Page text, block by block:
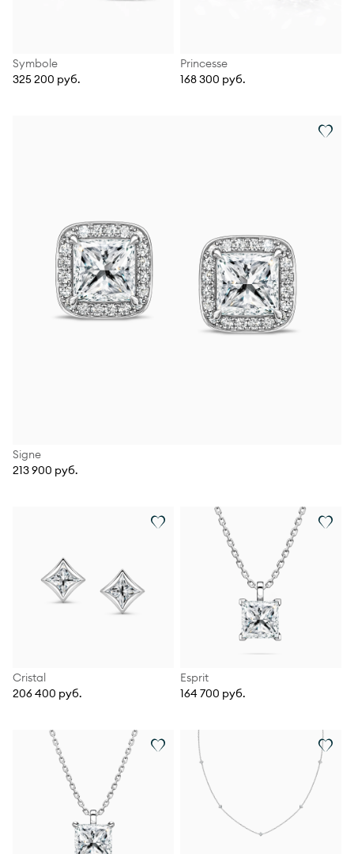
Symbole
325 200 руб.
Princesse
168 300 руб.
Signe
213 900 руб.
Cristal
206 400 руб.
Esprit
164 700 руб.